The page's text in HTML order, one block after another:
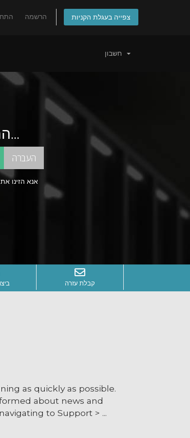
הרשמה צפייה בעגלת הקניות
התחילו בחיפוש אחרי שם הדומיין המושלם עבורכם...
אנא הזינו
קבלת עזרה
as quickly as possible.
about news and
to Support > ...